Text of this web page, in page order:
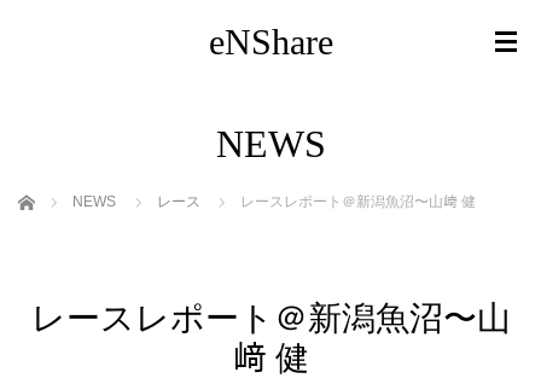
eNShare
NEWS
ホーム NEWS レース レースレポート＠新潟魚沼〜山﨑 健
レースレポート＠新潟魚沼〜山
﨑 健